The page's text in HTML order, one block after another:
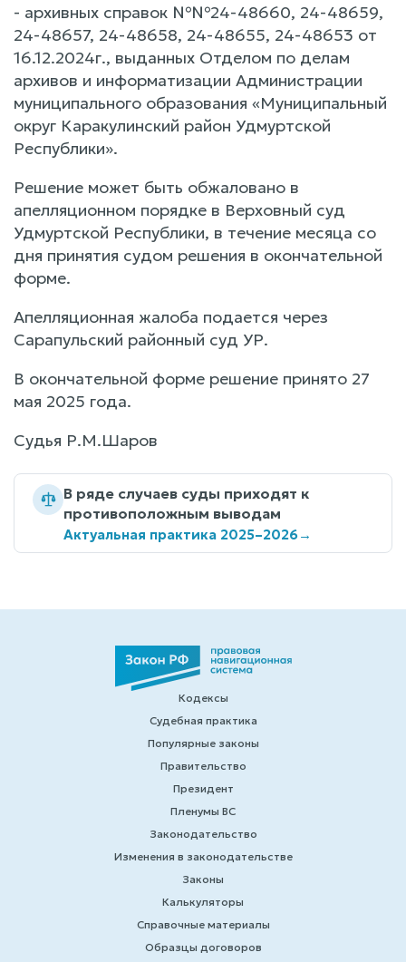
- архивных справок №№24-48660, 24-48659,
24-48657, 24-48658, 24-48655, 24-48653 от
16.12.2024г., выданных Отделом по делам
архивов и информатизации Администрации
муниципального образования «Муниципальный
округ Каракулинский район Удмуртской
Республики».
Решение может быть обжаловано в
апелляционном порядке в Верховный суд
Удмуртской Республики, в течение месяца со
дня принятия судом решения в окончательной
форме.
Апелляционная жалоба подается через
Сарапульский районный суд УР.
В окончательной форме решение принято 27
мая 2025 года.
Судья Р.М.Шаров
В ряде случаев суды приходят к
противоположным выводам
Актуальная практика 2025–2026→
Кодексы
Судебная практика
Популярные законы
Правительство
Президент
Пленумы ВС
Законодательство
Изменения в законодательстве
Законы
Калькуляторы
Справочные материалы
Образцы договоров